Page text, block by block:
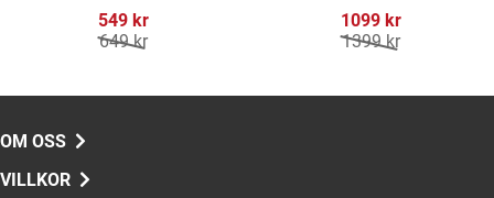
549 kr
649 kr
1099 kr
1399 kr
OM OSS
VILLKOR